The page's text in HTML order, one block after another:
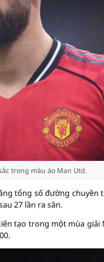
trong màu áo Man Utd.
tổng số đường chuyền
27 lần ra sân.
tạo trong một mùa giải